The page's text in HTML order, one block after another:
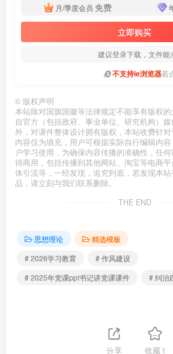
月/季度会员 免费
立即购买
建议登录下载，文件能
不支持ie浏览器若
© 版权声明
本站除对国旗国徽等法律规定不能享有版权
自官方（包括政府、事业单位、研究机构）
外，对课件整体设计拥有版权，本站收费针
内容仅为填充，用户可根据实际自行编辑内
户学习使用，为确保内容传播的准确性，任
得商用，包括传播到其他网站、淘宝等电商
体引流等，一经发现，追究到底，若发现本
品，请立刻与我们联系删除。
THE END
思想理论
精选模板
# 2026学习教育
# 作风建设
# 2025年党课ppt书记讲党课课件
# 纠治
分享 收藏1